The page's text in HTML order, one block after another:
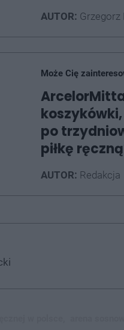
AUTOR: Grzegorz
Może Cię
po
piłkę
AUTOR: Redakcja